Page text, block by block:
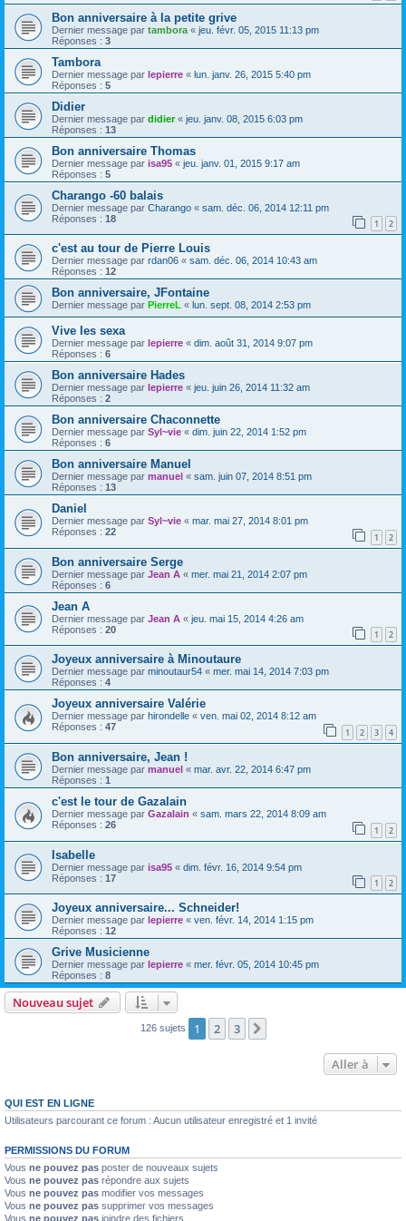
Bon anniversaire à la petite grive
Dernier message par tambora « jeu. févr. 05, 2015 11:13 pm
Réponses : 3
Tambora
Dernier message par lepierre « lun. janv. 26, 2015 5:40 pm
Réponses : 5
Didier
Dernier message par didier« jeu. janv. 08, 2015 6:03 pm
Réponses : 13
Bon anniversaire Thomas
Dernier message par isa95 « jeu. janv. 01, 2015 9:17 am
Réponses : 5
Charango -60 balais
Dernier message par Charango « sam. déc. 06, 2014 12:11 pm
Réponses : 18 1 2
c'est au tour de Pierre Louis
Dernier message par rdan06 « sam. déc. 06, 2014 10:43 am
Réponses : 12
Bon anniversaire, JFontaine
Dernier message par PierreL « lun. sept. 08, 2014 2:53 pm
Vive les sexa
Dernier message par lepierre « dim. août 31, 2014 9:07 pm
Réponses : 6
Bon anniversaire Hades
Dernier message par lepierre « jeu. juin 26, 2014 11:32 am
Réponses : 2
Bon anniversaire Chaconnette
Dernier message par Syl~vie « dim. juin 22, 2014 1:52 pm
Réponses : 6
Bon anniversaire Manuel
Dernier message par manuel « sam. juin 07, 2014 8:51 pm
Réponses : 13
Daniel
Dernier message par Syl~vie « mar. mai 27, 2014 8:01 pm
Réponses : 22 1 2
Bon anniversaire Serge
Dernier message par Jean A « mer. mai 21, 2014 2:07 pm
Réponses : 6
Jean A
Dernier message par Jean A « jeu. mai 15, 2014 4:26 am
Réponses : 20 1 2
Joyeux anniversaire à Minoutaure
Dernier message par minoutaur54 « mer. mai 14, 2014 7:03 pm
Réponses : 4
Joyeux anniversaire Valérie
Dernier message par hirondelle « ven. mai 02, 2014 8:12 am
Réponses : 47 1 2 3 4
Bon anniversaire, Jean !
Dernier message par manuel « mar. avr. 22, 2014 6:47 pm
Réponses : 1
c'est le tour de Gazalain
Dernier message par Gazalain « sam. mars 22, 2014 8:09 am
Réponses : 26 1 2
Isabelle
Dernier message par isa95 « dim. févr. 16, 2014 9:54 pm
Réponses : 17 1 2
Joyeux anniversaire... Schneider!
Dernier message par lepierre « ven. févr. 14, 2014 1:15 pm
Réponses : 12
Grive Musicienne
Dernier message par lepierre « mer. févr. 05, 2014 10:45 pm
Réponses : 8
Nouveau sujet
126 sujets 1 2 3
Aller à
QUI EST EN LIGNE
Utilisateurs parcourant ce forum : Aucun utilisateur enregistré et 1 invité
PERMISSIONS DU FORUM
Vous ne pouvez pas poster de nouveaux sujets
Vous ne pouvez pas répondre aux sujets
Vous ne pouvez pas modifier vos messages
Vous ne pouvez pas supprimer vos messages
Vous ne pouvez pas joindre des fichiers